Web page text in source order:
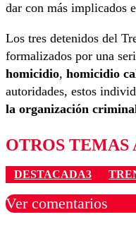
dar con más implicados
Los tres detenidos del
formalizados por una
homicidio, homicidio
autoridades, estos
la organización
OTROS TEMAS
DESTACADA3
Ver comentarios